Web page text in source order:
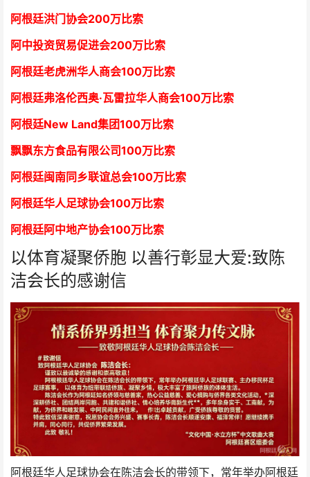
阿根廷洪门协会200万比索
阿中投资贸易促进会200万比索
阿根廷老虎洲华人商会100万比索
阿根廷弗洛伦西奥·瓦雷拉华人商会100万比索
阿根廷New Land集团100万比索
飘飘东方食品有限公司100万比索
阿根廷闽南同乡联谊总会100万比索
阿根廷华人足球协会100万比索
阿根廷阿中地产协会100万比索
以体育凝聚侨胞 以善行彰显大爱:致陈
洁会长的感谢信
阿根廷华人足球协会在陈洁会长的带领下，常年举办阿根廷